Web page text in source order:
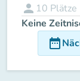
person 10 Plätze
Keine
date_range